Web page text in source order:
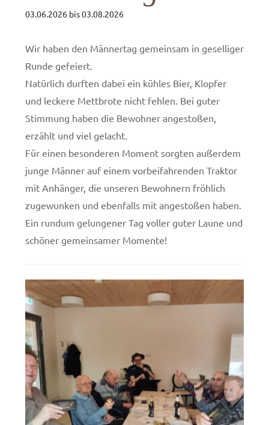
03.06.2026 bis03.08.2026
Wir haben den Männertag gemeinsam in geselliger
Runde gefeiert.
Natürlich durften dabei ein kühles Bier, Klopfer
und leckere Mettbrote nicht fehlen. Bei guter
Stimmung haben die Bewohner angestoßen,
erzählt und viel gelacht.
Für einen besonderen Moment sorgten außerdem
junge Männer auf einem vorbeifahrenden Traktor
mit Anhänger, die unseren Bewohnern fröhlich
zugewunken und ebenfalls mit angestoßen haben.
Ein rundum gelungener Tag voller guter Laune und
schöner gemeinsamer Momente!